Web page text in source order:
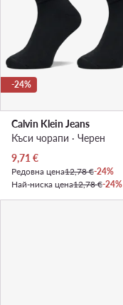
-24%
Calvin Klein Jeans
Къси чорапи · Черен
Актуална цена
9,71 €
Редовна цена12,78 €-24%
Най-ниска цена12,78 €-24%